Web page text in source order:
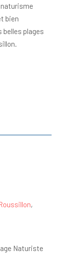
naturisme
bien
belles plages
,
Naturiste